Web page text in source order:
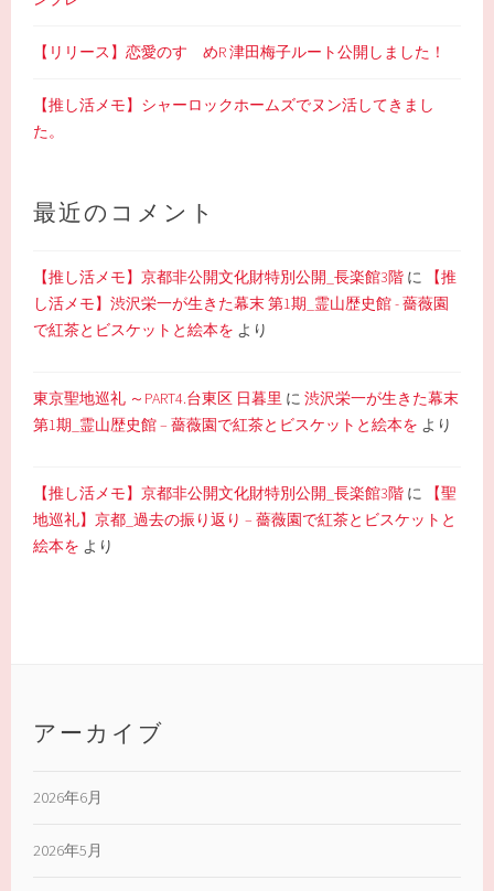
【リリース】恋愛のすゝめR 津田梅子ルート公開しました！
【推し活メモ】シャーロックホームズでヌン活してきまし
た。
最近のコメント
【推し活メモ】京都非公開文化財特別公開_長楽館3階 に
【推
し活メモ】渋沢栄一が生きた幕末 第1期_霊山歴史館 - 薔薇園
で紅茶とビスケットと絵本を より
東京聖地巡礼 ～PART4.台東区 日暮里 に渋沢栄一が生きた幕末
第1期_霊山歴史館 – 薔薇園で紅茶とビスケットと絵本を より
【推し活メモ】京都非公開文化財特別公開_長楽館3階 に
【聖
地巡礼】京都_過去の振り返り – 薔薇園で紅茶とビスケットと
絵本を より
アーカイブ
2026年6月
2026年5月